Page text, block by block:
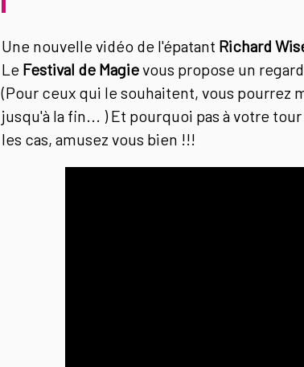
Une nouvelle vidéo de l'épatant Richard
Le Festival de Magievous propose un
(Pour ceux qui le souhaitent, vous pourrez
jusqu'à la fin... ) Et pourquoi pas à votre
les cas, amusez vous bien !!!